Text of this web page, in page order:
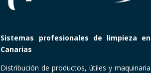
Sistemas profesionales de limpieza en
Canarias
Distribución de productos, útiles y maquinaria